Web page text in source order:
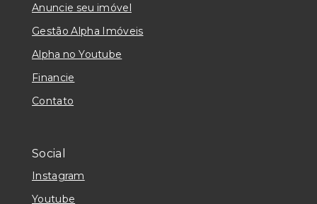
Anuncie seu imóvel
Gestão Alpha Imóveis
Alpha no Youtube
Financie
Contato
Social
Instagram
Youtube